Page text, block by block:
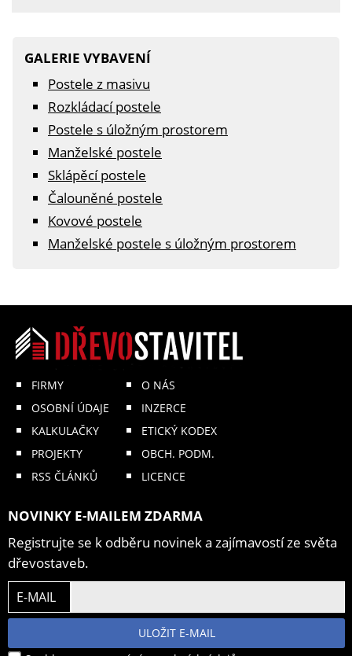
GALERIE VYBAVENÍ
Postele z masivu
Rozkládací postele
Postele s úložným prostorem
Manželské postele
Sklápěcí postele
Čalouněné postele
Kovové postele
Manželské postele s úložným prostorem
FIRMY
OSOBNÍ ÚDAJE
KALKULAČKY
PROJEKTY
RSS ČLÁNKŮ
O NÁS
INZERCE
ETICKÝ KODEX
OBCH. PODM.
LICENCE
NOVINKY E-MAILEM ZDARMA
Registrujte se k odběru novinek a zajímavostí ze světa
dřevostaveb.
E-MAIL
ULOŽIT E-MAIL